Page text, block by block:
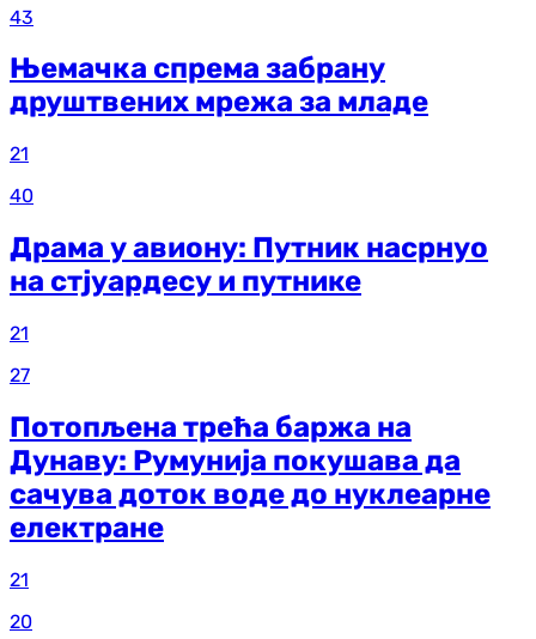
43
Њемачка спрема забрану
друштвених мрежа за младе
21
40
Драма у авиону: Путник насрнуо
на стјуардесу и путнике
21
27
Потопљена трећа баржа на
Дунаву: Румунија покушава да
сачува доток воде до нуклеарне
електране
21
20